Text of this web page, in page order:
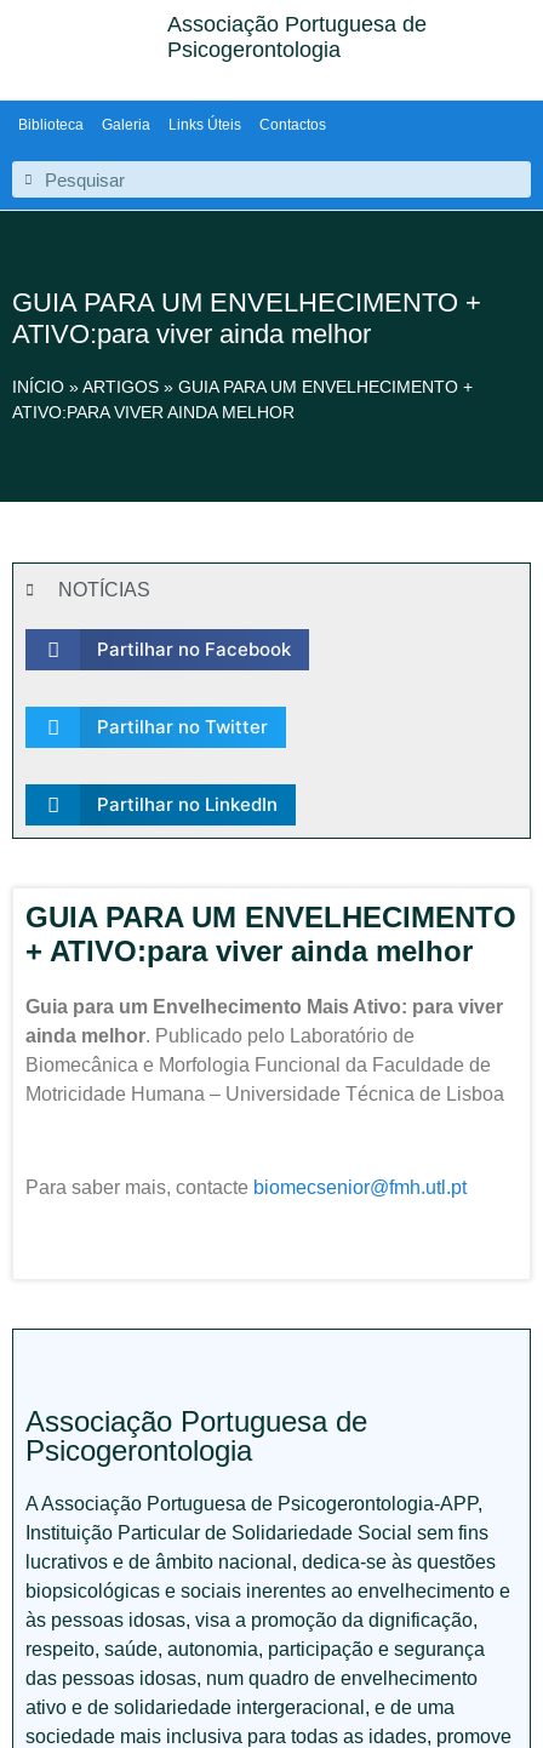
Associação Portuguesa de
Psicogerontologia
Biblioteca Galeria Links Úteis Contactos
GUIA PARA UM ENVELHECIMENTO +
ATIVO:para viver ainda melhor
INÍCIO »ARTIGOS » GUIA PARA UM ENVELHECIMENTO +
ATIVO:PARA VIVER AINDA MELHOR
NOTÍCIAS
Partilhar no Facebook
Partilhar no Twitter
Partilhar no LinkedIn
GUIA PARA UM ENVELHECIMENTO
+ ATIVO:para viver ainda melhor
Guia para um Envelhecimento Mais Ativo: para viver
ainda melhor. Publicado pelo Laboratório de
Biomecânica e Morfologia Funcional da Faculdade de
Motricidade Humana – Universidade Técnica de Lisboa
Para saber mais, contacte biomecsenior@fmh.utl.pt
Associação Portuguesa de
Psicogerontologia
A Associação Portuguesa de Psicogerontologia-APP,
Instituição Particular de Solidariedade Social sem fins
lucrativos e de âmbito nacional, dedica-se às questões
biopsicológicas e sociais inerentes ao envelhecimento e
às pessoas idosas, visa a promoção da dignificação,
respeito, saúde, autonomia, participação e segurança
das pessoas idosas, num quadro de envelhecimento
ativo e de solidariedade intergeracional, e de uma
sociedade mais inclusiva para todas as idades, promove